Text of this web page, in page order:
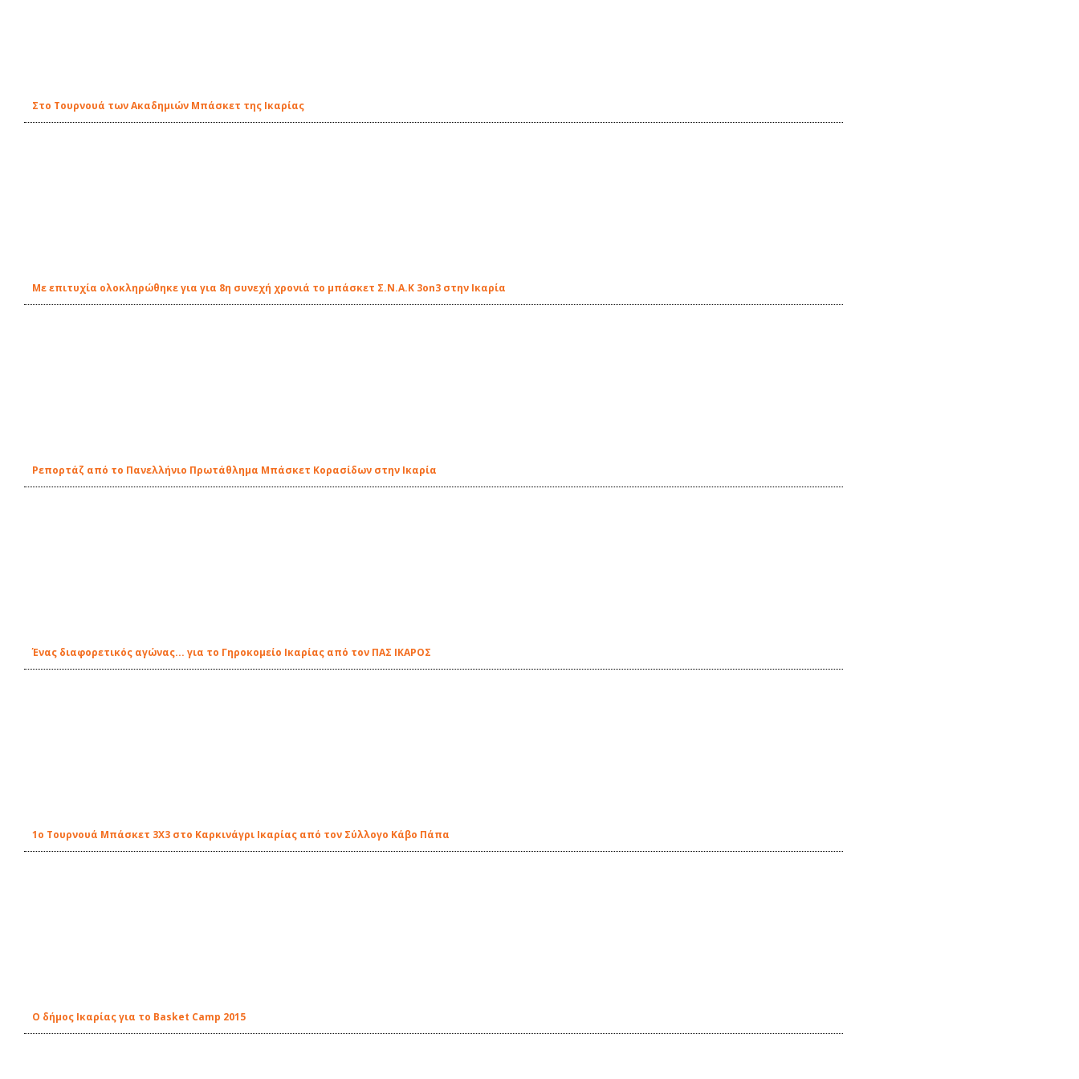
Στο Τουρνουά των Ακαδημιών Μπάσκετ της Ικαρίας
Με επιτυχία ολοκληρώθηκε για για 8η συνεχή χρονιά το μπάσκετ Σ.Ν.Α.Κ 3on3 στην Ικαρία
Ρεπορτάζ από το Πανελλήνιο Πρωτάθλημα Μπάσκετ Κορασίδων στην Ικαρία
Ένας διαφορετικός αγώνας... για το Γηροκομείο Ικαρίας από τον ΠΑΣ ΙΚΑΡΟΣ
1o Τουρνουά Μπάσκετ 3Χ3 στο Καρκινάγρι Ικαρίας από τον Σύλλογο Κάβο Πάπα
O δήμος Ικαρίας για το Basket Camp 2015